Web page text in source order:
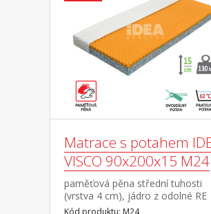
Matrace s potahem
VISCO 90x200x15 M24
paměťová pěna střední tuhosti
(vrstva 4 cm), jádro z odolné RE
pěny dobré ortopedické